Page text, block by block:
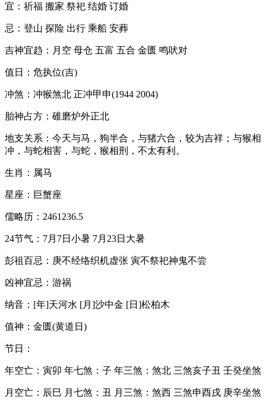
宜：祈福 搬家 祭祀 结婚 订婚
忌：登山 探险 出行 乘船 安葬
吉神宜趋：月空 母仓 五富 五合 金匮 鸣吠对
值日：危执位(吉)
冲煞：冲猴煞北 正冲甲申(1944 2004)
胎神占方：碓磨炉外正北
地支关系：今天与马，狗半合，与猪六合，较为吉祥；与猴相
冲，与蛇相害，与蛇，猴相刑，不太有利。
生肖：属马
星座：巨蟹座
儒略历：2461236.5
24节气：7月7日小暑 7月23日大暑
彭祖百忌：庚不经络织机虚张 寅不祭祀神鬼不尝
凶神宜忌：游祸
纳音：[年]天河水 [月]沙中金 [日]松柏木
值神：金匮(黄道日)
节日：
年空亡：寅卯 年七煞：子 年三煞：煞北 三煞亥子丑 壬癸坐煞
月空亡：辰巳 月七煞：丑 月三煞：煞西 三煞申酉戌 庚辛坐煞